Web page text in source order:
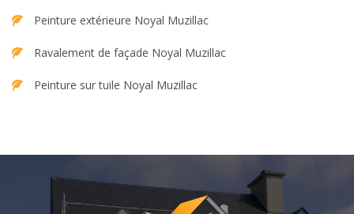
Peinture extérieure Noyal Muzillac
Ravalement de façade Noyal Muzillac
Peinture sur tuile Noyal Muzillac